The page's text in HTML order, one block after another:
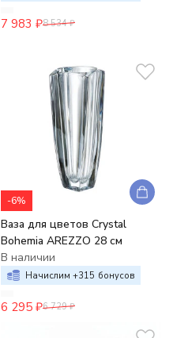
7 983 ₽8 534 ₽
-6%
Ваза для цветов Crystal
Bohemia AREZZO 28 см
В наличии
Начислим +315 бонусов
6 295 ₽6 729 ₽